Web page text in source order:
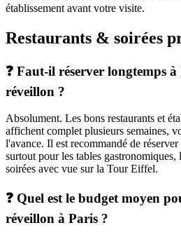
établissement avant votre visite.
Restaurants & soirées
❓ Faut-il réserver longtemps
réveillon ?
Absolument. Les bons restaurants et
affichent complet plusieurs semaines,
l'avance. Il est recommandé de
surtout pour les tables gastronomiques,
soirées avec vue sur la Tour Eiffel.
❓ Quel est le budget moyen
réveillon à Paris ?